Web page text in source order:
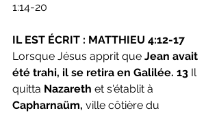
1:14-20
IL EST ÉCRIT : MATTHIEU 4:12-17
Lorsque Jésus apprit que Jean avait
été trahi, il se retira en Galilée. 13 Il
quitta Nazareth et s'établit à
Capharnaüm, ville côtière du